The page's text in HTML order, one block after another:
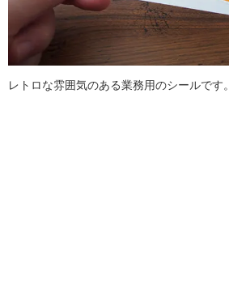
レトロな雰囲気のある業務用のシールです。